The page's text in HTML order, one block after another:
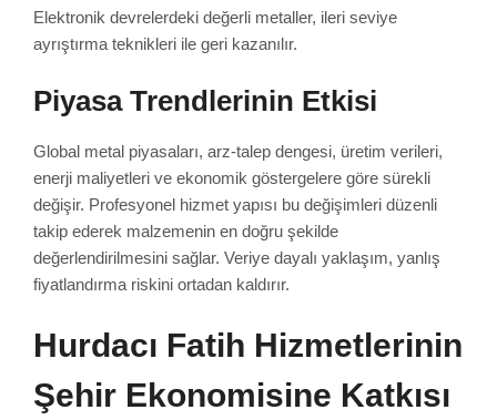
Elektronik devrelerdeki değerli metaller, ileri seviye
ayrıştırma teknikleri ile geri kazanılır.
Piyasa Trendlerinin Etkisi
Global metal piyasaları, arz-talep dengesi, üretim verileri,
enerji maliyetleri ve ekonomik göstergelere göre sürekli
değişir. Profesyonel hizmet yapısı bu değişimleri düzenli
takip ederek malzemenin en doğru şekilde
değerlendirilmesini sağlar. Veriye dayalı yaklaşım, yanlış
fiyatlandırma riskini ortadan kaldırır.
Hurdacı Fatih Hizmetlerinin
Şehir Ekonomisine Katkısı